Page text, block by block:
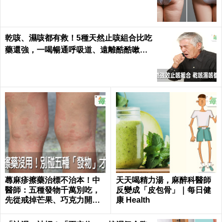
乾咳、濕咳都有救！5種天然止咳組合比吃
藥還強，一喝暢通呼吸道、遠離酷酷嗽｜
蕁麻疹擦藥治標不治本！中
醫師：五種發物千萬別吃，
先從戒掉芒果、巧克力開始
天天喝精力湯，麻醉科醫師
反變成「皮包骨」｜每日健
康 Health